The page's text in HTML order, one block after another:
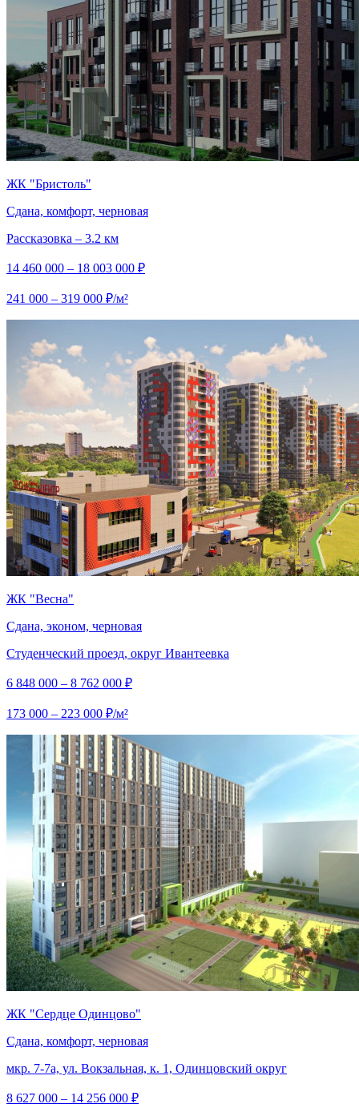
ЖК "Бристоль"
Сдана, комфорт, черновая
Рассказовка – 3.2 км
14 460 000 – 18 003 000 ₽
241 000 – 319 000 ₽/м²
ЖК "Весна"
Сдана, эконом, черновая
Студенческий проезд, округ Ивантеевка
6 848 000 – 8 762 000 ₽
173 000 – 223 000 ₽/м²
ЖК "Сердце Одинцово"
Сдана, комфорт, черновая
мкр. 7-7а, ул. Вокзальная, к. 1, Одинцовский округ
8 627 000 – 14 256 000 ₽